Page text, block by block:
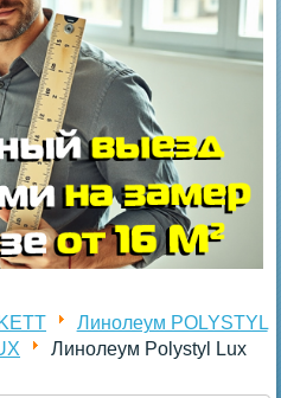
Линолеум POLYSTYL
Линолеум Polystyl Lux